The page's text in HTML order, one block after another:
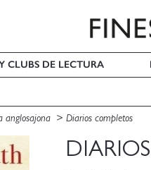
CLUBS DE LECTURA
anglosajona Diarios completos